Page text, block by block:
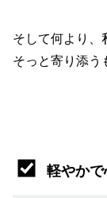
そして何より、
そっと寄り添う
軽やか